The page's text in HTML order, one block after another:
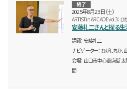
2025年8月23日（土）
終了
ARTIST in ARCADE vol.3：ひ
安藤礼二さんと探る
講師 安藤礼二
ナビゲーター ひがしちか
会場 山口市中心商店街 太
間